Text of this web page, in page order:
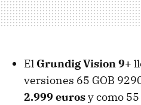
El Grundig Vision 9+
versiones 65 GOB
2.999 eurosy como